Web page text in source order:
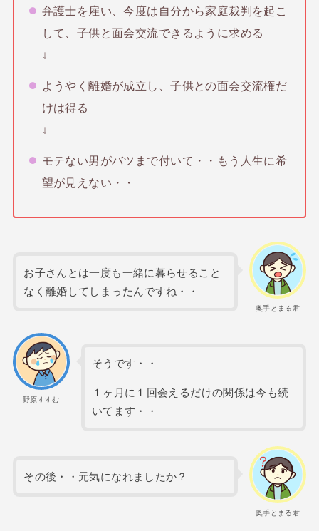
弁護士を雇い、今度は自分から家庭裁判を起こ
して、子供と面会交流できるように求める
↓
ようやく離婚が成立し、子供との面会交流権だ
けは得る
↓
モテない男がバツまで付いて・・もう人生に希
望が見えない・・
奥手とまる君
お子さんとは一度も一緒に暮らせること
なく離婚してしまったんですね・・
野原すすむ
そうです・・
１ヶ月に１回会えるだけの関係は今も続
いてます・・
奥手とまる君
その後・・元気になれましたか？